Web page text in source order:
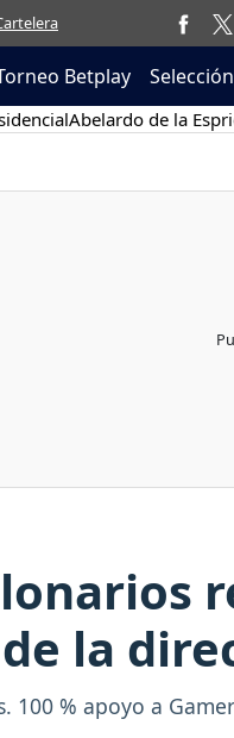
Betplay Selección
Abelardo de la
la
% apoyo a